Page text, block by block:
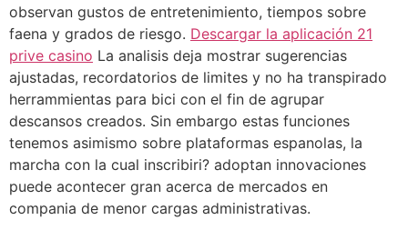
observan gustos de entretenimiento, tiempos sobre
faena y grados de riesgo. Descargar la aplicación 21
prive casino La analisis deja mostrar sugerencias
ajustadas, recordatorios de limites y no ha transpirado
herrammientas para bici con el fin de agrupar
descansos creados. Sin embargo estas funciones
tenemos asimismo sobre plataformas espanolas, la
marcha con la cual inscribiri? adoptan innovaciones
puede acontecer gran acerca de mercados en
compania de menor cargas administrativas.